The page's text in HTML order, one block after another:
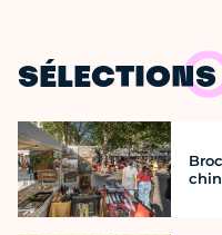
SÉLECTIONS